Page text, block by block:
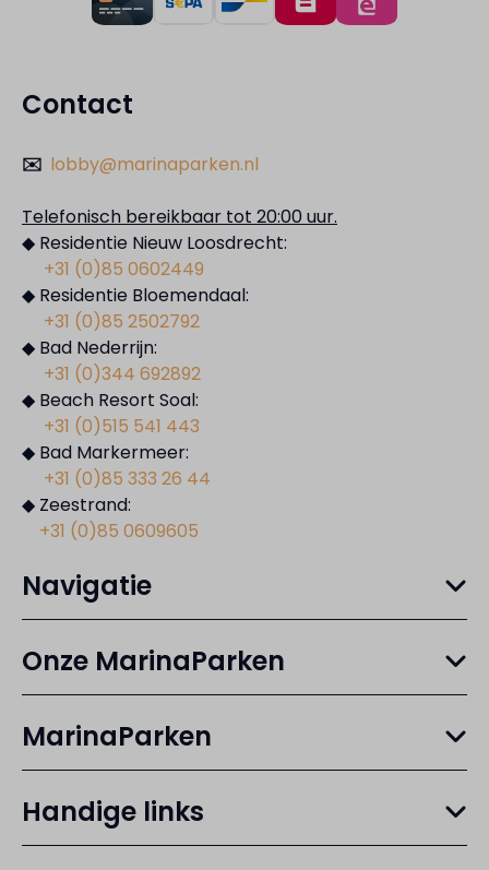
Contact
✉️ lobby@marinaparken.nl
Telefonisch bereikbaar tot 20:00 uur.
◆ Residentie Nieuw Loosdrecht:
+31 (0)85 0602449
◆ Residentie Bloemendaal:
+31 (0)85 2502792
◆ Bad Nederrijn:
+31 (0)344 692892
◆ Beach Resort Soal:
+31 (0)515 541 443
◆ Bad Markermeer:
+31 (0)85 333 26 44
◆ Zeestrand:
+31 (0)85 0609605
Navigatie
Onze MarinaParken
MarinaParken
Handige links